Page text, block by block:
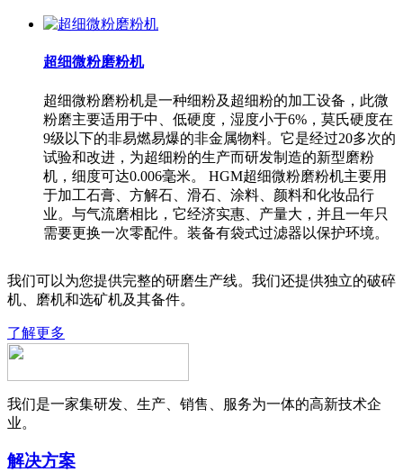
超细微粉磨粉机
超细微粉磨粉机是一种细粉及超细粉的加工设备，此微
粉磨主要适用于中、低硬度，湿度小于6%，莫氏硬度在
9级以下的非易燃易爆的非金属物料。它是经过20多次的
试验和改进，为超细粉的生产而研发制造的新型磨粉
机，细度可达0.006毫米。 HGM超细微粉磨粉机主要用
于加工石膏、方解石、滑石、涂料、颜料和化妆品行
业。与气流磨相比，它经济实惠、产量大，并且一年只
需要更换一次零配件。装备有袋式过滤器以保护环境。
我们可以为您提供完整的研磨生产线。我们还提供独立的破碎
机、磨机和选矿机及其备件。
了解更多
我们是一家集研发、生产、销售、服务为一体的高新技术企
业。
解决方案